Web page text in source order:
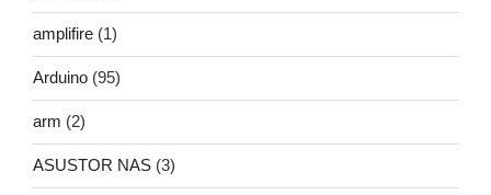
amplifire (1)
Arduino (95)
arm (2)
ASUSTOR NAS (3)